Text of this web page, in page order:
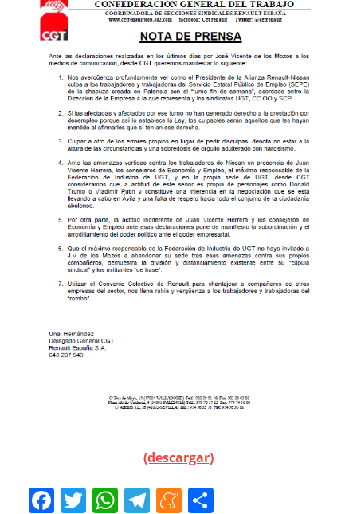
(descargar)
Facebook
Twitter
WhatsApp
Telegram
Meneame